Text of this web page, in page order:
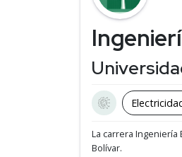
La carrera Ingeniería
Bolívar.